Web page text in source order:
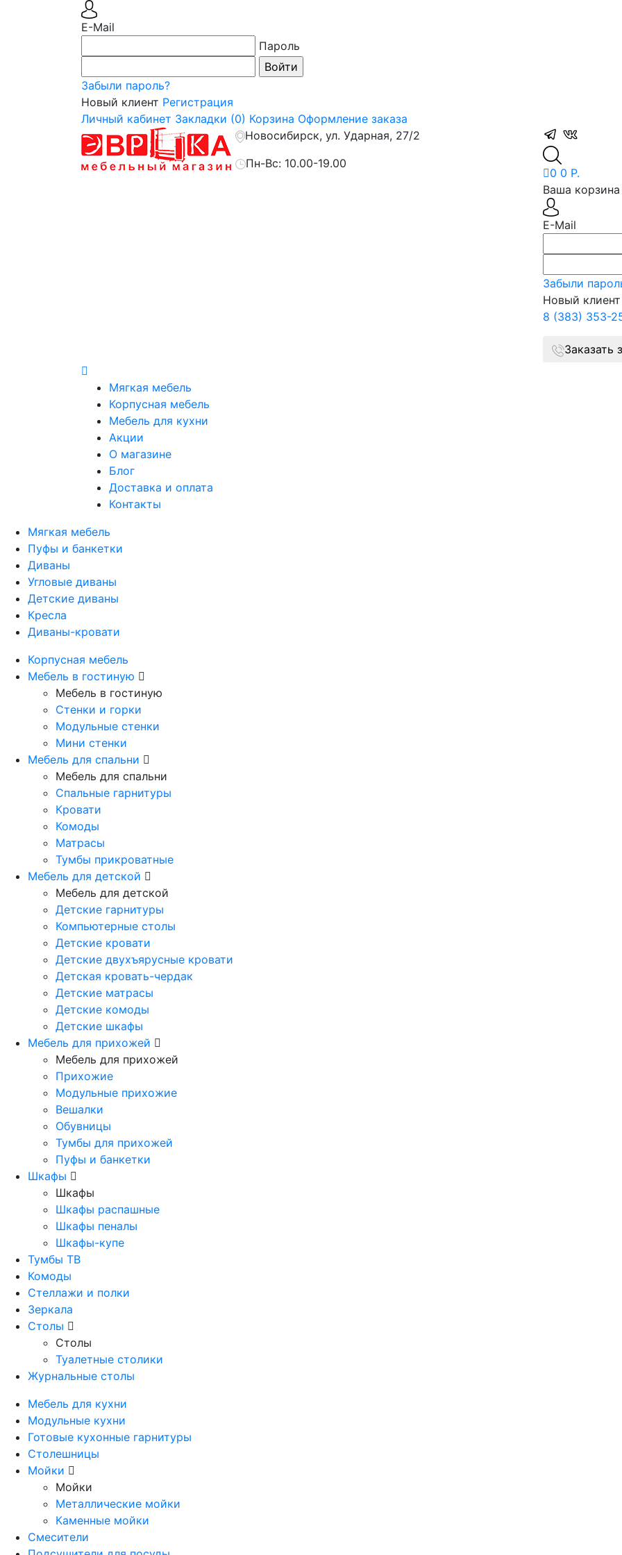
E-Mail
Пароль
Забыли пароль?
Новый клиент Регистрация
Личный кабинет Закладки (0) Корзина Оформление заказа
Новосибирск, ул. Ударная, 27/2
Пн-Вс: 10.00-19.00
0 0 Р.
Ваша корзина
E-Mail
Забыли
Новый клиент
8 (383) 353-
Заказать
Мягкая мебель
Корпусная мебель
Мебель для кухни
Акции
О магазине
Блог
Доставка и оплата
Контакты
Мягкая мебель
Пуфы и банкетки
Диваны
Угловые диваны
Детские диваны
Кресла
Диваны-кровати
Корпусная мебель
Мебель в гостиную
Мебель в гостиную
Стенки и горки
Модульные стенки
Мини стенки
Мебель для спальни
Мебель для спальни
Спальные гарнитуры
Кровати
Комоды
Матрасы
Тумбы прикроватные
Мебель для детской
Мебель для детской
Детские гарнитуры
Компьютерные столы
Детские кровати
Детские двухъярусные кровати
Детская кровать-чердак
Детские матрасы
Детские комоды
Детские шкафы
Мебель для прихожей
Мебель для прихожей
Прихожие
Модульные прихожие
Вешалки
Обувницы
Тумбы для прихожей
Пуфы и банкетки
Шкафы
Шкафы
Шкафы распашные
Шкафы пеналы
Шкафы-купе
Тумбы ТВ
Комоды
Стеллажи и полки
Зеркала
Столы
Столы
Туалетные столики
Журнальные столы
Мебель для кухни
Модульные кухни
Готовые кухонные гарнитуры
Столешницы
Мойки
Мойки
Металлические мойки
Каменные мойки
Смесители